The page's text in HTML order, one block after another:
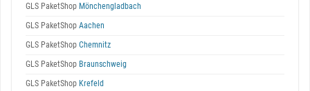
GLS PaketShop Mönchengladbach
GLS PaketShop Aachen
GLS PaketShop Chemnitz
GLS PaketShop Braunschweig
GLS PaketShop Krefeld